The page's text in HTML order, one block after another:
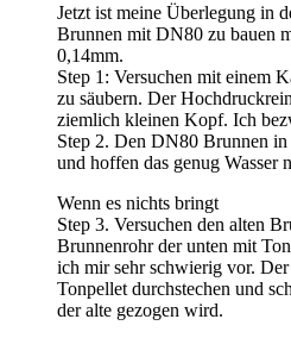
Jetzt ist meine Überlegung in
Brunnen mit DN80 zu bauen
0,14mm.
Step 1: Versuchen mit einem
zu säubern. Der
ziemlich kleinen Kopf. Ich
Step 2. Den DN80 Brunnen in
und hoffen das genug Wasser
Wenn es nichts bringt
Step 3. Versuchen den alten
Brunnenrohr der unten mit
ich mir sehr schwierig vor.
Tonpellet durchstechen und
der alte gezogen wird.